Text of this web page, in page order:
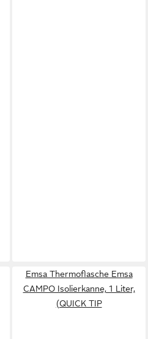
Emsa Thermoflasche Emsa
CAMPO Isolierkanne, 1 Liter,
(QUICK TIP